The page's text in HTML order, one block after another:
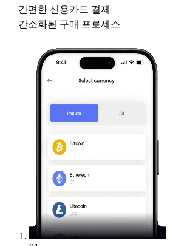
간편한 신용카드 결제
간소화된 구매 프로세스